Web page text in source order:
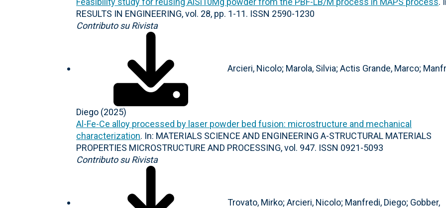
RESULTS IN ENGINEERING, vol. 28, pp. 1-11. ISSN 2590-1230
Contributo su Rivista
Arcieri, Nicolo; Marola, Silvia; Actis Grande, Marco;
Diego (2025)
Al-Fe-Ce alloy processed by laser powder bed fusion: microstructure and mechanical
characterization. In: MATERIALS SCIENCE AND ENGINEERING A-STRUCTURAL MATERIALS
PROPERTIES MICROSTRUCTURE AND PROCESSING, vol. 947. ISSN 0921-5093
Contributo su Rivista
Trovato, Mirko; Arcieri, Nicolo; Manfredi, Diego; Gobber,